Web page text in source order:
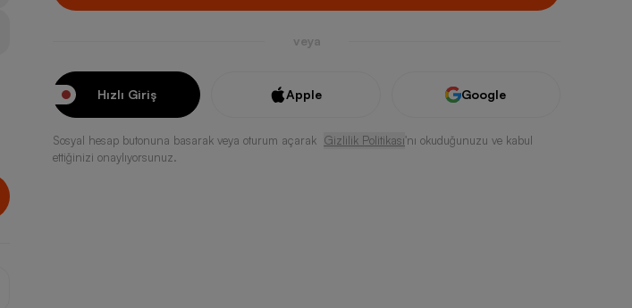
veya
Hızlı Giriş Apple Google
Sosyal hesap butonuna basarak veya oturum açarak Gizlilik Politikası'nı okuduğunuzu ve kabul
ettiğinizi onaylıyorsunuz.